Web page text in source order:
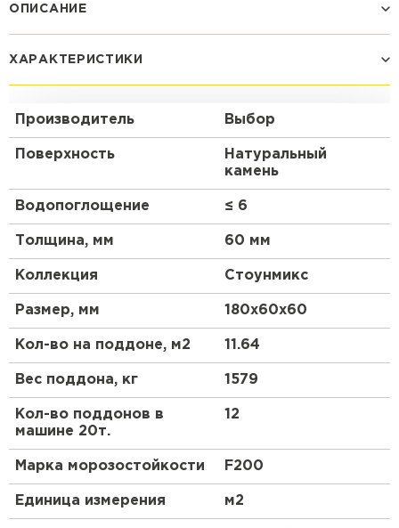
ОПИСАНИЕ
ХАРАКТЕРИСТИКИ
Производитель Выбор
Поверхность
Натуральный
камень
Водопоглощение ≤ 6
Толщина, мм 60 мм
Коллекция Стоунмикс
Размер, мм 180х60х60
Кол-во на поддоне, м2 11.64
Вес поддона, кг 1579
Кол-во поддонов в
машине 20т.
12
Марка морозостойкости F200
Единица измерения м2